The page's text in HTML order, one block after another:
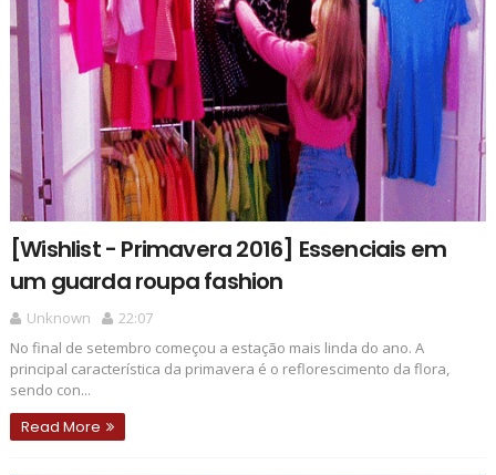
[Wishlist - Primavera 2016] Essenciais em
um guarda roupa fashion
Unknown
22:07
No final de setembro começou a estação mais linda do ano. A
principal característica da primavera é o reflorescimento da flora,
sendo con...
Read More